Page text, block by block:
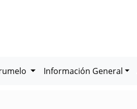
Información General